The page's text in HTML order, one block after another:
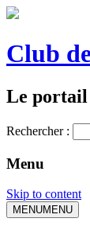
Club
Le portail
Rechercher :
Menu
Skip to content
MENUMENU